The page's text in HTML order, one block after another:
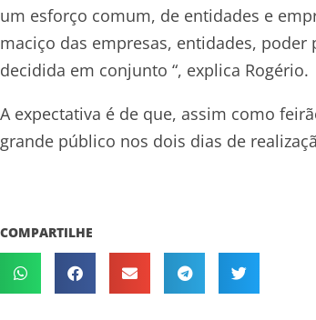
um esforço comum, de entidades e
maciço das empresas, entidades,
decidida em conjunto “, explica Rogério.
A expectativa é de que, assim como
grande público nos dois dias de
COMPARTILHE